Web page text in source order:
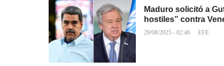
Maduro solicitó a
hostiles” contra
29/08/2025 - 02:46 EFE